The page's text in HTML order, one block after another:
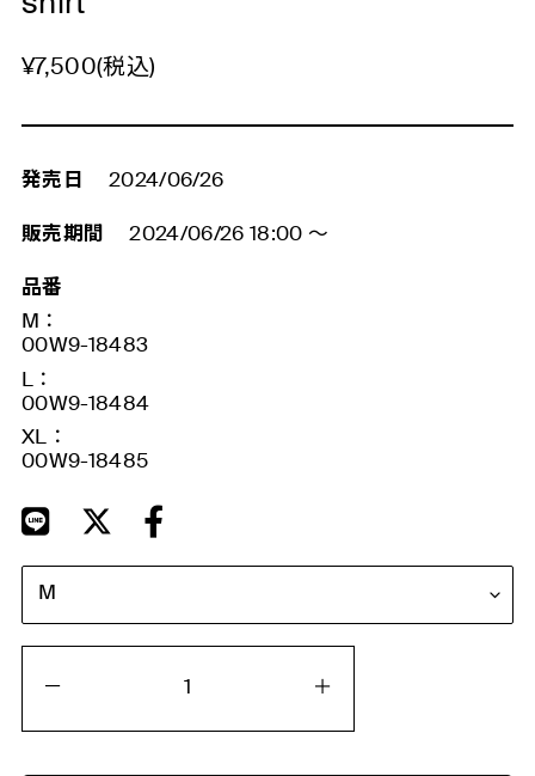
¥7,500(税込)
発売日 2024/06/26
販売期間 2024/06/26 18:00 ～
品番
M：
00W9-18483
L：
00W9-18484
XL：
00W9-18485